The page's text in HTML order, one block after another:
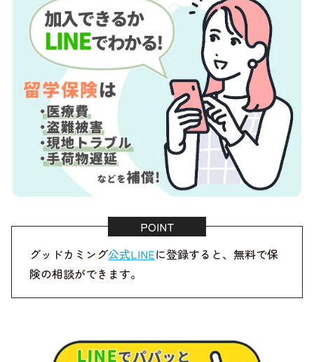
グッドカミング公式LINEに登録すると、無料で保
険の相談ができます。